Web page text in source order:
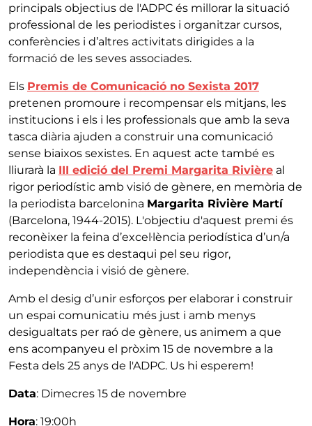
principals objectius de l'ADPC és millorar la situació
professional de les periodistes i organitzar cursos,
conferències i d’altres activitats dirigides a la
formació de les seves associades.
Els Premis de Comunicació no Sexista 2017
pretenen promoure i recompensar els mitjans, les
institucions i els i les professionals que amb la seva
tasca diària ajuden a construir una comunicació
sense biaixos sexistes. En aquest acte també es
lliurarà la III edició del Premi Margarita Rivière al
rigor periodístic amb visió de gènere, en memòria de
la periodista barcelonina Margarita Rivière Martí
(Barcelona, 1944-2015). L'objectiu d'aquest premi és
reconèixer la feina d’excel·lència periodística d’un/a
periodista que es destaqui pel seu rigor,
independència i visió de gènere.
Amb el desig d’unir esforços per elaborar i construir
un espai comunicatiu més just i amb menys
desigualtats per raó de gènere, us animem a que
ens acompanyeu el pròxim 15 de novembre a la
Festa dels 25 anys de l'ADPC. Us hi esperem!
Data: Dimecres 15 de novembre
Hora: 19:00h